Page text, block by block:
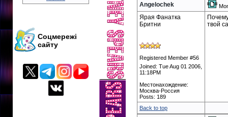
Соцмережі
сайту
Angelochek
Ярая Фанатка
Бритни
Registered Member #56
Joined: Tue Aug 01 2006,
11:18PM
Местонахождение:
Москва-Россия
Posts: 189
твой
Back to top